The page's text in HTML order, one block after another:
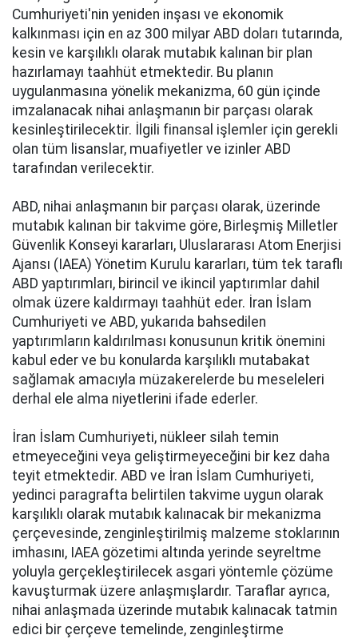
Cumhuriyeti'nin yeniden inşası ve ekonomik
kalkınması için en az 300 milyar ABD doları tutarında,
kesin ve karşılıklı olarak mutabık kalınan bir plan
hazırlamayı taahhüt etmektedir. Bu planın
uygulanmasına yönelik mekanizma, 60 gün içinde
imzalanacak nihai anlaşmanın bir parçası olarak
kesinleştirilecektir. İlgili finansal işlemler için gerekli
olan tüm lisanslar, muafiyetler ve izinler ABD
tarafından verilecektir.
ABD, nihai anlaşmanın bir parçası olarak, üzerinde
mutabık kalınan bir takvime göre, Birleşmiş Milletler
Güvenlik Konseyi kararları, Uluslararası Atom Enerjisi
Ajansı (IAEA) Yönetim Kurulu kararları, tüm tek taraflı
ABD yaptırımları, birincil ve ikincil yaptırımlar dahil
olmak üzere kaldırmayı taahhüt eder. İran İslam
Cumhuriyeti ve ABD, yukarıda bahsedilen
yaptırımların kaldırılması konusunun kritik önemini
kabul eder ve bu konularda karşılıklı mutabakat
sağlamak amacıyla müzakerelerde bu meseleleri
derhal ele alma niyetlerini ifade ederler.
İran İslam Cumhuriyeti, nükleer silah temin
etmeyeceğini veya geliştirmeyeceğini bir kez daha
teyit etmektedir. ABD ve İran İslam Cumhuriyeti,
yedinci paragrafta belirtilen takvime uygun olarak
karşılıklı olarak mutabık kalınacak bir mekanizma
çerçevesinde, zenginleştirilmiş malzeme stoklarının
imhasını, IAEA gözetimi altında yerinde seyreltme
yoluyla gerçekleştirilecek asgari yöntemle çözüme
kavuşturmak üzere anlaşmışlardır. Taraflar ayrıca,
nihai anlaşmada üzerinde mutabık kalınacak tatmin
edici bir çerçeve temelinde, zenginleştirme